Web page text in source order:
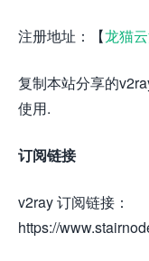
注册地址：【龙猫
复制本站分享的
使用.
订阅链接
v2ray 订阅链接：
https://